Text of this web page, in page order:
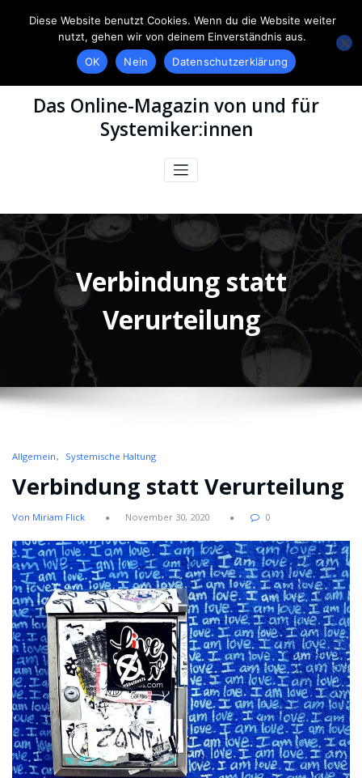
Das Online-Magazin von und für
Systemiker:innen
Verbindung statt
Verurteilung
Allgemein Systemische Haltung
Verbindung statt Verurteilung
Von Miriam Flick November 30, 2020 0
Diese Website benutzt Cookies. Wenn du die Website weiter
nutzt, gehen wir von deinem Einverständnis aus.
OK
Nein Datenschutzerklärung